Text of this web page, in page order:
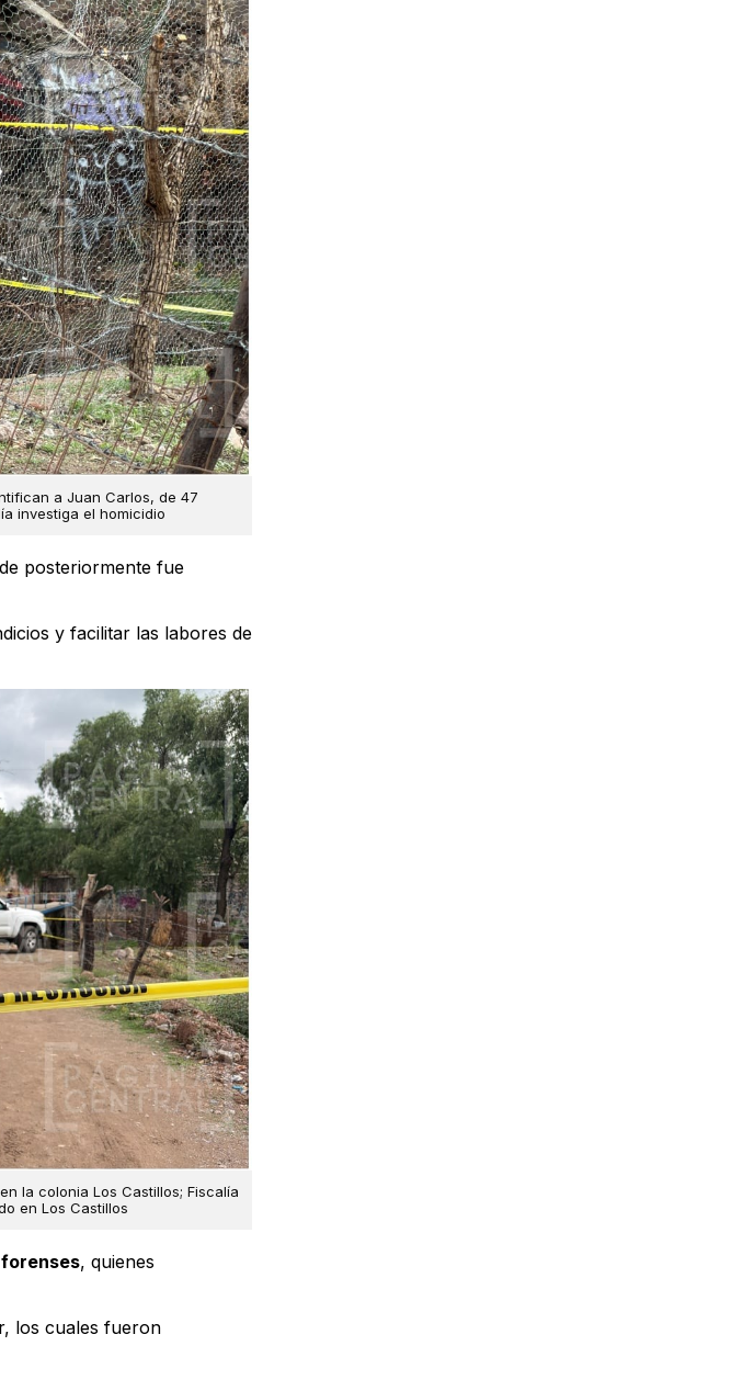
a Juan Carlos, de 47
investiga el homicidio
posteriormente fue
y facilitar las labores de
la colonia Los Castillos; Fiscalía
en Los Castillos
, quienes
los cuales fueron